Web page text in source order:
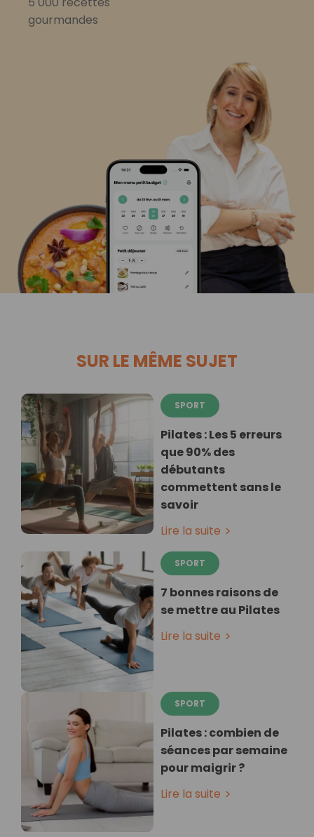
gourmandes
SUR LE MÊME SUJET
SPORT
Pilates : Les 5 erreurs
que 90% des
débutants
commettent sans le
savoir
Lire la suite
SPORT
7 bonnes raisons de
se mettre au Pilates
Lire la suite
SPORT
Pilates : combien de
séances par semaine
pour maigrir ?
Lire la suite